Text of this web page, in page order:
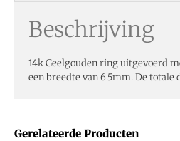
Gerelateerde Producten
Beschrijving
14k Geelgouden ring uitgevoerd
een breedte van 6.5mm. De